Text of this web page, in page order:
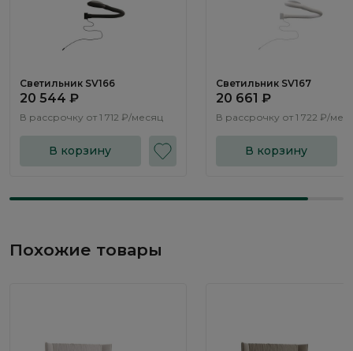
Светильник SV166
20 544 ₽
В рассрочку от 1 712 ₽/месяц
В корзину
Светильник SV167
20 661 ₽
В рассрочку от 1 722 ₽/
В корзину
Похожие товары